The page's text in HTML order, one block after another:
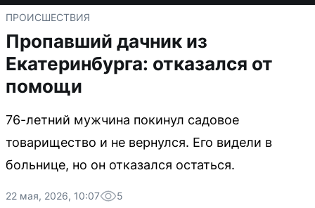
ПРОИСШЕСТВИЯ
Пропавший дачник из
Екатеринбурга: отказался от
помощи
76-летний мужчина покинул садовое
товарищество и не вернулся. Его видели в
больнице, но он отказался остаться.
22 мая, 2026, 10:07 5